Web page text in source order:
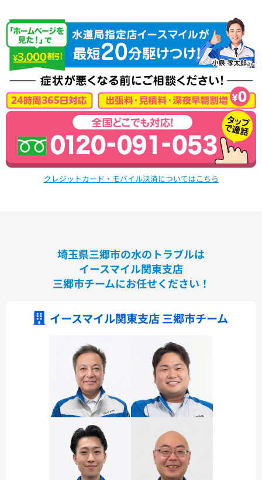
クレジットカード・モバイル決済についてはこちら
埼玉県三郷市の水のトラブルは
イースマイル関東支店
三郷市チームにお任せください！
イースマイル関東支店 三郷市チーム